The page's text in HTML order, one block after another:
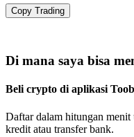
Copy Trading
Di mana saya bisa
Beli crypto di aplikasi
Daftar dalam hitungan
kredit atau transfer bank.